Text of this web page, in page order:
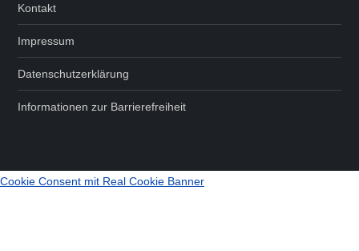
Kontakt
Impressum
Datenschutzerklärung
Informationen zur Barrierefreiheit
Cookie Consent mit Real Cookie Banner